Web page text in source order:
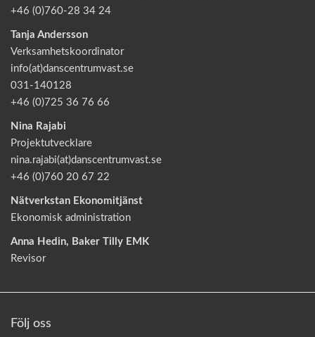
+46 (0)760-28 34 24
Tanja Andersson
Verksamhetskoordinator
info(at)danscentrumvast.se
031-140128
+46 (0)725 36 76 66
Nina Rajabi
Projektutvecklare
nina.rajabi(at)danscentrumvast.se
+46 (0)760 20 67 22
Nätverkstan Ekonomitjänst
Ekonomisk administration
Anna Hedin, Baker Tilly EMK
Revisor
Följ oss